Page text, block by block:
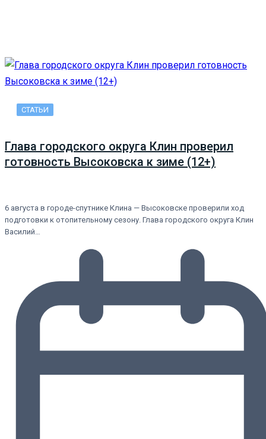
СТАТЬИ
Глава городского округа Клин проверил
готовность Высоковска к зиме (12+)
6 августа в городе-спутнике Клина — Высоковске проверили ход
подготовки к отопительному сезону. Глава городского округа Клин
Василий…